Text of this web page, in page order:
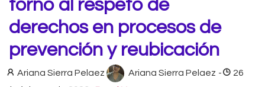
torno al respeto de
derechos en procesos de
prevención y reubicación
Ariana Sierra Pelaez Ariana Sierra Pelaez -
26